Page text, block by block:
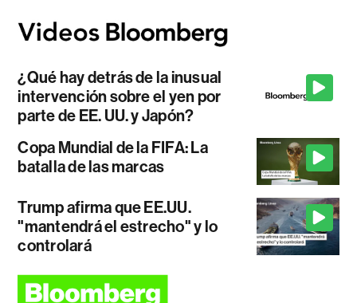
¿Qué hay detrás de la inusual
intervención sobre el yen por
parte de EE. UU. y Japón?
Copa Mundial de la FIFA: La
batalla de las marcas
Trump afirma que EE.UU.
"mantendrá el estrecho" y lo
controlará